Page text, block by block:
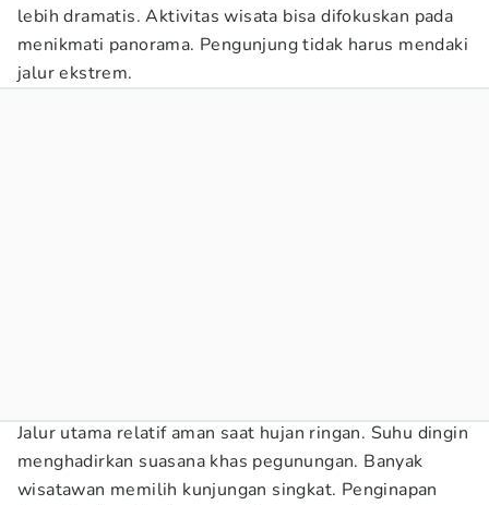
lebih dramatis. Aktivitas wisata bisa difokuskan pada
menikmati panorama. Pengunjung tidak harus mendaki
jalur ekstrem.
Jalur utama relatif aman saat hujan ringan. Suhu dingin
menghadirkan suasana khas pegunungan. Banyak
wisatawan memilih kunjungan singkat. Penginapan